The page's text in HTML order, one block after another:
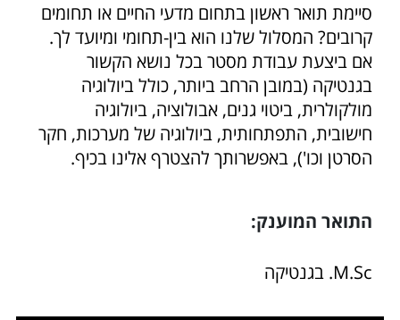
סיימת תואר ראשון בתחום מדעי החיים או תחומים
קרובים? המסלול שלנו הוא בין-תחומי ומיועד לך.
אם ביצעת עבודת מסטר בכל נושא הקשור
בגנטיקה (במובן הרחב ביותר, כולל ביולוגיה
מולקולרית, ביטוי גנים, אבולוציה, ביולוגיה
חישובית, התפתחותית, ביולוגיה של מערכות, חקר
הסרטן וכו'), באפשרותך להצטרף אלינו בכיף.
התואר המוענק:
M.Sc. בגנטיקה